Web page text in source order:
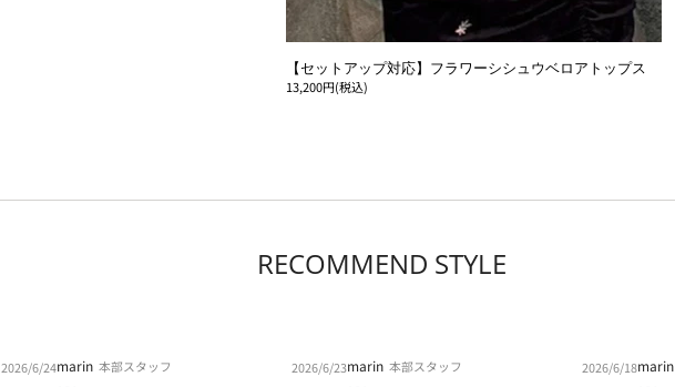
【セットアップ対応】フラワーシシュウベロアトップス
13,200円(税込)
RECOMMEND STYLE
2026/6/24marin 本部スタッフ 2026/6/23marin 本部スタッフ 2026/6/18marin